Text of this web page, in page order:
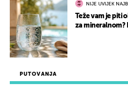
PUTOVANJA
NIJE UVIJEK
Teže vam je piti
za mineralnom?